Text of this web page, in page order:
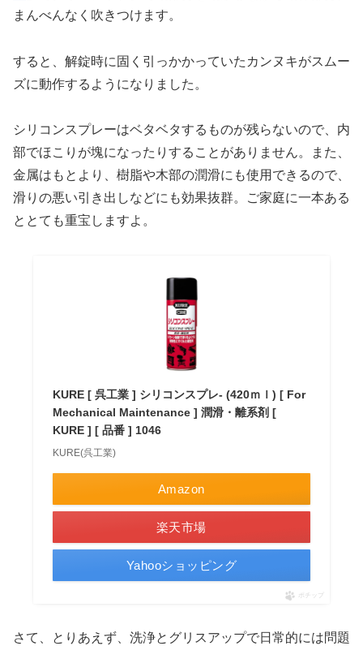
まんべんなく吹きつけます。
すると、解錠時に固く引っかかっていたカンヌキがスムー
ズに動作するようになりました。
シリコンスプレーはベタベタするものが残らないので、内
部でほこりが塊になったりすることがありません。また、
金属はもとより、樹脂や木部の潤滑にも使用できるので、
滑りの悪い引き出しなどにも効果抜群。ご家庭に一本ある
ととても重宝しますよ。
KURE [ 呉工業 ] シリコンスプレ- (420ｍｌ) [ For
Mechanical Maintenance ] 潤滑・離系剤 [
KURE ] [ 品番 ] 1046
KURE(呉工業)
Amazon
楽天市場
Yahooショッピング
ポチップ
さて、とりあえず、洗浄とグリスアップで日常的には問題